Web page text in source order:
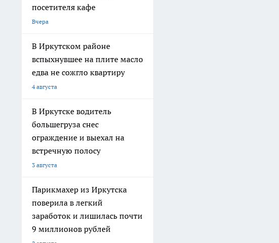
посетителя кафе
Вчера
В Иркутском районе
вспыхнувшее на плите масло
едва не сожгло квартиру
4 августа
В Иркутске водитель
большегруза снес
ограждение и выехал на
встречную полосу
3 августа
Парикмахер из Иркутска
поверила в легкий
заработок и лишилась почти
9 миллионов рублей